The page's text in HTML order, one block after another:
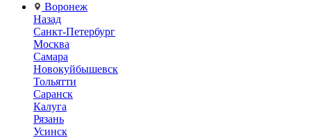
Воронеж
Назад
Санкт-Петербург
Москва
Самара
Новокуйбышевск
Тольятти
Саранск
Калуга
Рязань
Усинск